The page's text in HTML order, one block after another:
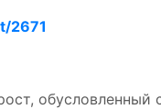
2671
обусловленный